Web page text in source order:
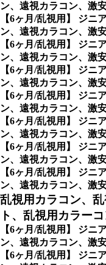
ン、遠視カラコン、激
【6ヶ月/乱視用】 ジ
ン、遠視カラコン、激
【6ヶ月/乱視用】 ジ
ン、遠視カラコン、激
【6ヶ月/乱視用】 ジ
ン、遠視カラコン、激
【6ヶ月/乱視用】 ジ
ン、遠視カラコン、激
【6ヶ月/乱視用】 ジ
ン、遠視カラコン、激
【6ヶ月/乱視用】 ジ
ン、遠視カラコン、激
【6ヶ月/乱視用】 ジ
ン、遠視カラコン、激
乱視用カラコン、
ト、乱視用カラー
【6ヶ月/乱視用】 ジ
ン、遠視カラコン、激
【6ヶ月/乱視用】 ジ